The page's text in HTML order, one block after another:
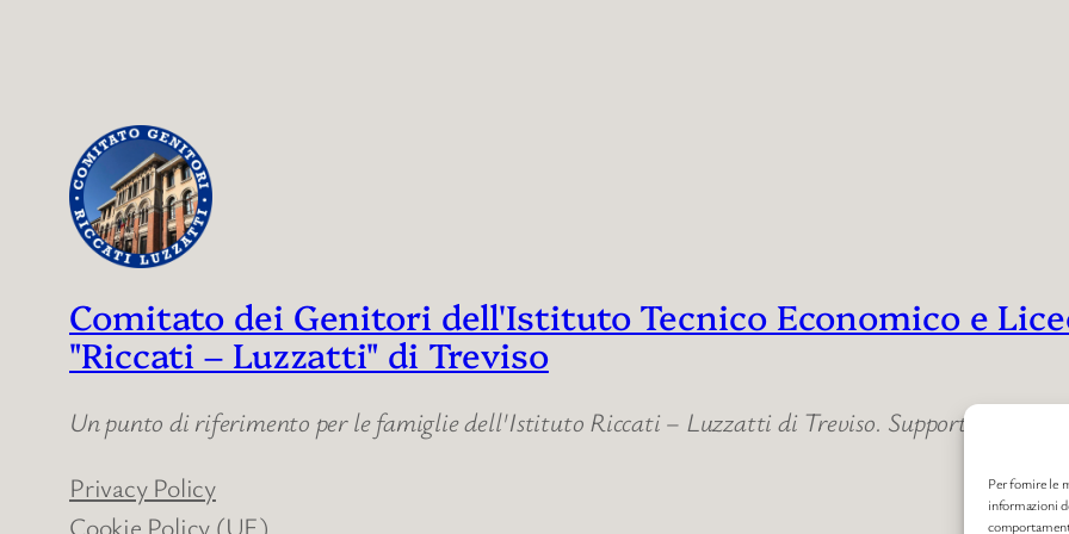
Per fornire le
informazioni
Comitato dei Genitori dell'Istituto Tecnico Economico e
"Riccati – Luzzatti" di Treviso
Un punto di riferimento per le famiglie dell'Istituto Riccati – Luzzatti di Treviso. Supporto,
Privacy Policy
Cookie Policy (UE)